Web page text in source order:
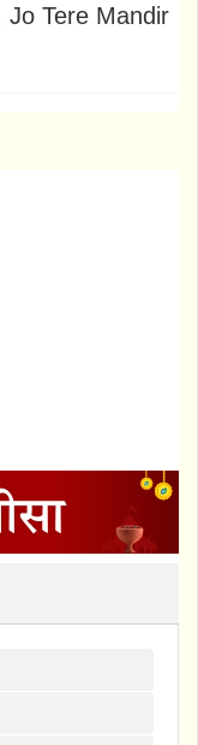
Jo Tere Mandir